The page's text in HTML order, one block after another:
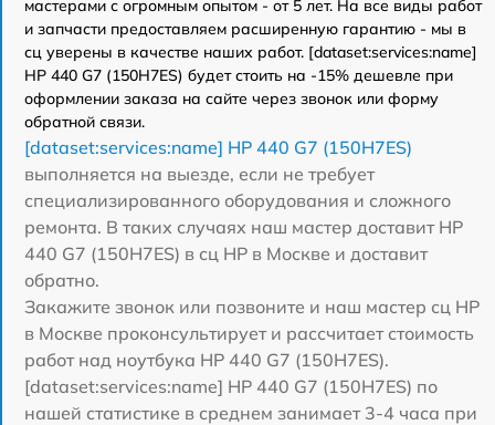
мастерами с огромным опытом - от 5 лет. На все виды работ
и запчасти предоставляем расширенную гарантию - мы в
сц уверены в качестве наших работ. [dataset:services:name]
HP 440 G7 (150H7ES) будет стоить на -15% дешевле при
оформлении заказа на сайте через звонок или форму
обратной связи.
[dataset:services:name] HP 440 G7 (150H7ES)
выполняется на выезде, если не требует
специализированного оборудования и сложного
ремонта. В таких случаях наш мастер доставит HP
440 G7 (150H7ES) в сц HP в Москве и доставит
обратно.
Закажите звонок или позвоните и наш мастер сц HP
в Москве проконсультирует и рассчитает стоимость
работ над ноутбука HP 440 G7 (150H7ES).
[dataset:services:name] HP 440 G7 (150H7ES) по
нашей статистике в среднем занимает 3-4 часа при